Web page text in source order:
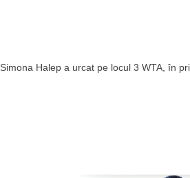
Simona Halep a urcat pe locul 3 WTA, în